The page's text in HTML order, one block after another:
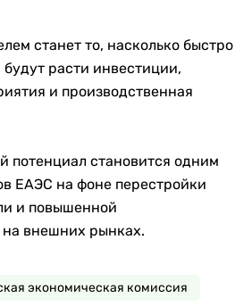
станет то, насколько быстро
будут расти инвестиции,
и производственная
потенциал становится одним
ЕАЭС на фоне перестройки
и повышенной
внешних рынках.
экономическая комиссия